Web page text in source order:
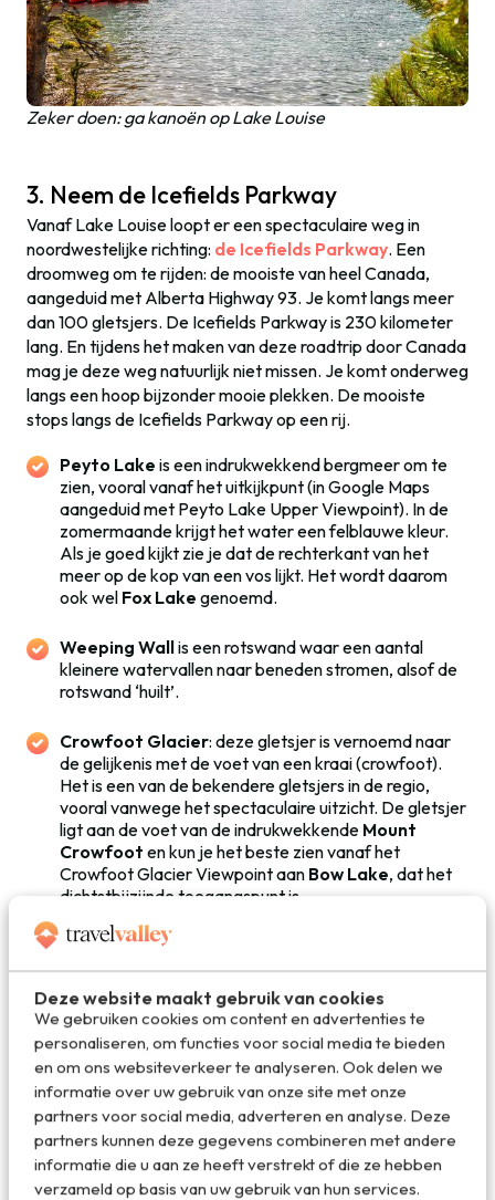
Deze website maakt gebruik van cookies
We gebruiken cookies om content en advertenties te
personaliseren, om functies voor social media te bieden
en om ons websiteverkeer te analyseren. Ook delen we
informatie over uw gebruik van onze site met onze
partners voor social media, adverteren en analyse. Deze
partners kunnen deze gegevens combineren met andere
informatie die u aan ze heeft verstrekt of die ze hebben
verzameld op basis van uw gebruik van hun services.
Zeker doen: ga kanoën op Lake Louise
3. Neem de Icefields Parkway
Vanaf Lake Louise loopt er een spectaculaire weg in
noordwestelijke richting: de Icefields Parkway. Een
droomweg om te rijden: de mooiste van heel Canada,
aangeduid met Alberta Highway 93. Je komt langs meer
dan 100 gletsjers. De Icefields Parkway is 230 kilometer
lang. En tijdens het maken van deze roadtrip door Canada
mag je deze weg natuurlijk niet missen. Je komt onderweg
langs een hoop bijzonder mooie plekken. De mooiste
stops langs de Icefields Parkway op een rij.
Peyto Lake is een indrukwekkend bergmeer om te
zien, vooral vanaf het uitkijkpunt (in Google Maps
aangeduid met Peyto Lake Upper Viewpoint). In de
zomermaande krijgt het water een felblauwe kleur.
Als je goed kijkt zie je dat de rechterkant van het
meer op de kop van een vos lijkt. Het wordt daarom
ook wel Fox Lake genoemd.
Weeping Wallis een rotswand waar een aantal
kleinere watervallen naar beneden stromen, alsof de
rotswand ‘huilt’.
Crowfoot Glacier: deze gletsjer is vernoemd naar
de gelijkenis met de voet van een kraai (crowfoot).
Het is een van de bekendere gletsjers in de regio,
vooral vanwege het spectaculaire uitzicht. De gletsjer
ligt aan de voet van de indrukwekkende Mount
Crowfoot en kun je het beste zien vanaf het
Crowfoot Glacier Viewpoint aan Bow Lake, dat het
dichtstbijzijnde toegangspunt is.
Aan Bow Lake vind je ook de iconische
Lodge: een historische en schilderachtig gebouw met
een opvallend rood dak. Je kunt vanaf hier kanoën op
Bow Lake of aan een mooie wandeling beginnen.
Athabasca Fallsis een zeer krachtige waterval (van
23 meter hoog) die in de winter voor het grootste deel
bevriest. Om deze waterval te kunnen zien hoef je
maar een klein stukje af te slaan op de Icefields
Parkway wantde Athabasca Fallsliggen bijna direct
aan de weg.